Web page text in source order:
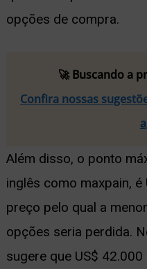
opções de compra.
🚀 Buscando a
Confira nossas
Além disso, o ponto
inglês como maxpain, é
preço pelo qual a
opções seria perdida.
sugere que US$